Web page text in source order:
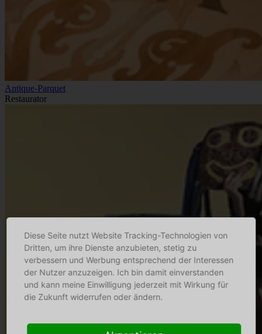
Antique-Parquet
Restaurator
Diese Seite nutzt Website Tracking-Technologien von
Dritten, um ihre Dienste anzubieten, stetig zu
verbessern und Werbung entsprechend der Interessen
der Nutzer anzuzeigen. Ich bin damit einverstanden
und kann meine Einwilligung jederzeit mit Wirkung für
die Zukunft widerrufen oder ändern.